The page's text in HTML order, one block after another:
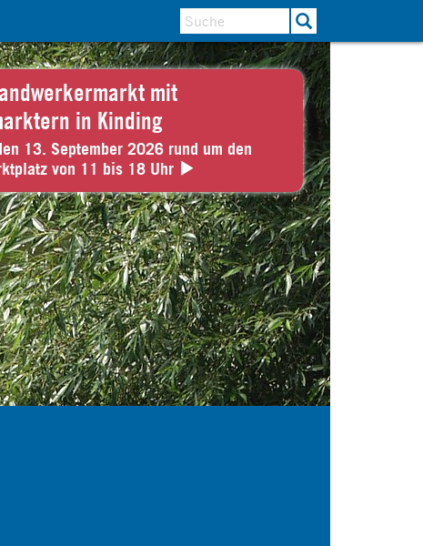
mit
in Kinding
13. September 2026 rund um den
von 11 bis 18 Uhr